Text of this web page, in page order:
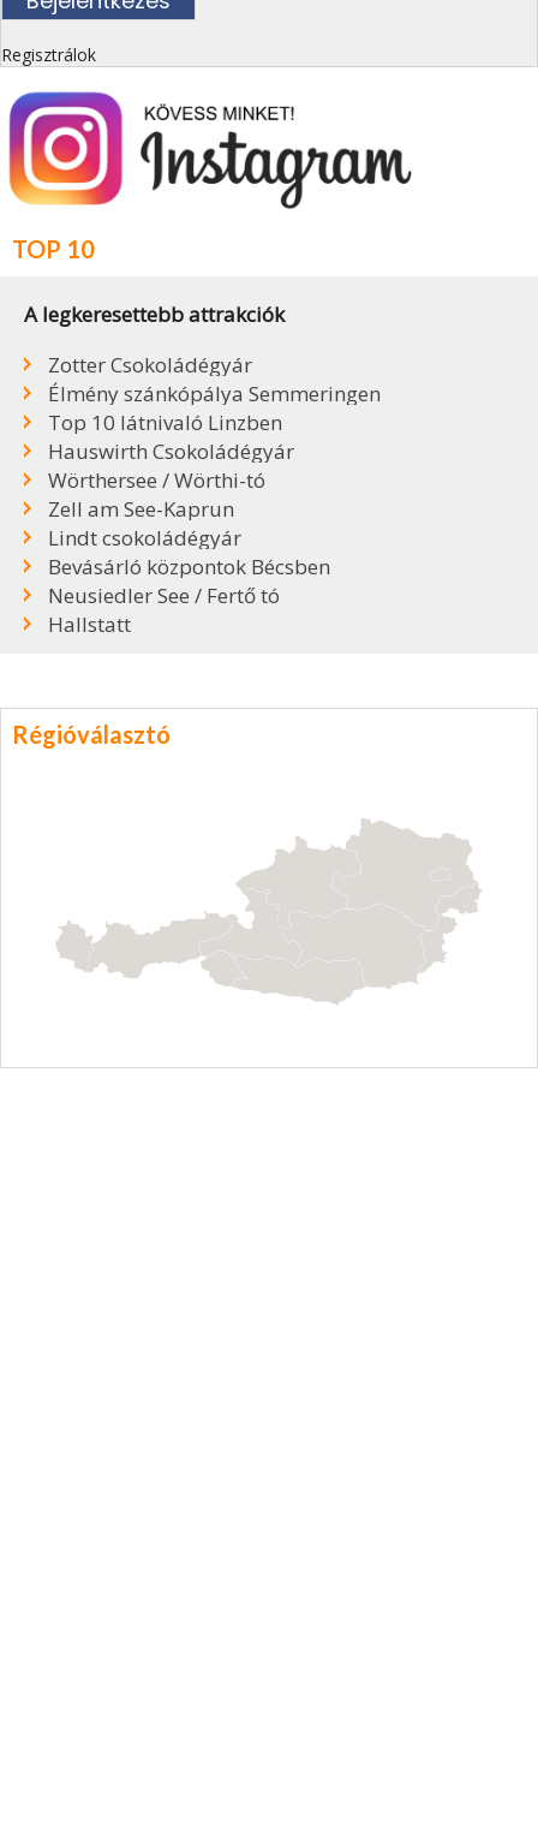
Regisztrálok
TOP 10
A legkeresettebb attrakciók
Zotter Csokoládégyár
Élmény szánkópálya Semmeringen
Top 10 látnivaló Linzben
Hauswirth Csokoládégyár
Wörthersee / Wörthi-tó
Zell am See-Kaprun
Lindt csokoládégyár
Bevásárló központok Bécsben
Neusiedler See / Fertő tó
Hallstatt
Régióválasztó